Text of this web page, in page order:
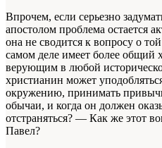
Впрочем, если серьезно
апостолом проблема остается
она не сводится к вопросу о
самом деле имеет более общий
верующим в любой
христианин может
окружению, принимать
обычаи, и когда он должен
отстраняться? — Как же этот
Павел?